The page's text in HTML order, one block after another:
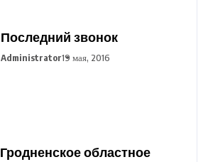
Последний звонок
Administrator19 мая, 2016
Гродненское областное